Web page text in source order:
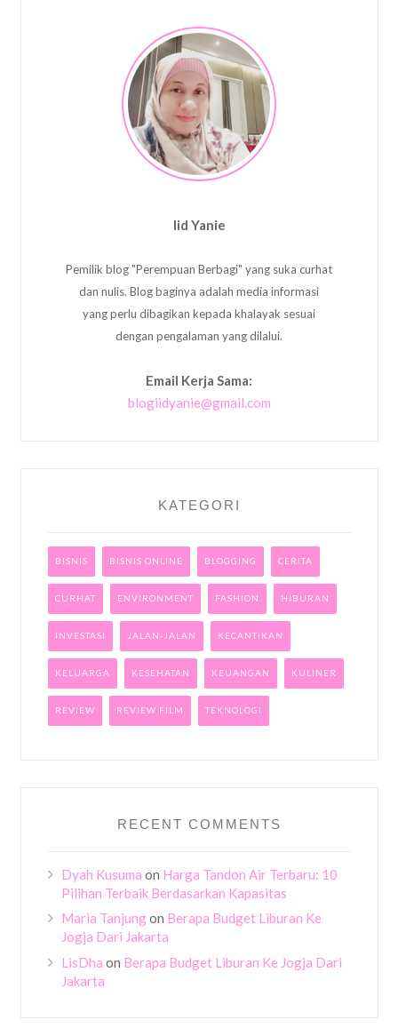
Iid Yanie
Pemilik blog "Perempuan Berbagi" yang suka curhat
dan nulis. Blog baginya adalah media informasi
yang perlu dibagikan kepada khalayak sesuai
dengan pengalaman yang dilalui.
Email Kerja Sama:
blogiidyanie@gmail.com
KATEGORI
BISNIS BISNIS ONLINE BLOGGING CERITA
CURHAT ENVIRONMENT FASHION HIBURAN
INVESTASI JALAN-JALAN KECANTIKAN
KELUARGA KESEHATAN KEUANGAN KULINER
REVIEW REVIEW FILM TEKNOLOGI
RECENT COMMENTS
Dyah Kusuma on Harga Tandon Air Terbaru: 10
Pilihan Terbaik Berdasarkan Kapasitas
Maria Tanjungon Berapa Budget Liburan Ke
Jogja Dari Jakarta
LisDha on Berapa Budget Liburan Ke Jogja Dari
Jakarta